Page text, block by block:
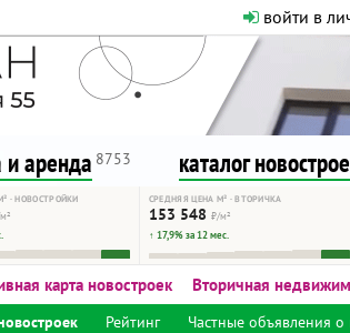
войти в
нормальная.
ресурсу, как он
аренда 8753 каталог
· НОВОСТРОЙКИ СРЕДНЯЯ ЦЕНА М² · ВТОРИЧКА
153 548 ₽/м²
↑ 17,9% за 12 мес.
карта новостроек Вторичная
Рейтинг Частные объявления